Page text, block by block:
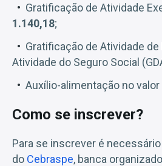
Gratificação de Atividade
1.140,18;
Gratificação de Atividade
Atividade do Seguro Social
Auxílio-alimentação no valor
Como se inscrever?
Para se inscrever é
do Cebraspe, banca